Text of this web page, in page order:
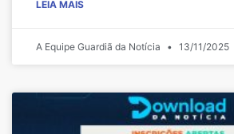
LEIA MAIS
A Equipe Guardiã da Notícia 13/11/2025